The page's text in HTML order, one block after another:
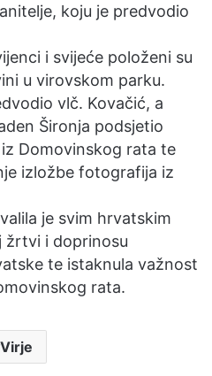
koju je predvodio
i svijeće položeni su
u virovskom parku.
vlč. Kovačić, a
Šironja podsjetio
Domovinskog rata te
izložbe fotografija iz
je svim hrvatskim
žrtvi i doprinosu
te istaknula važnost
rata.
Virje